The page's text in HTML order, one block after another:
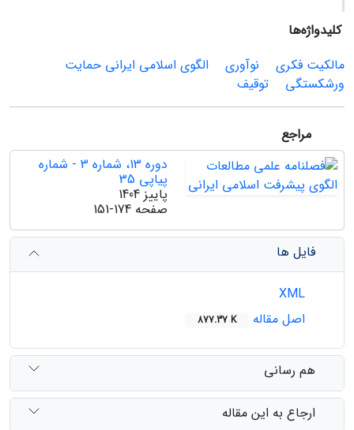
کلیدواژه‌ها
مالکیت فکری
نوآوری
الگوی اسلامی ایرانی حمایت
ورشکستگی
توقیف
مراجع
دوره 13، شماره 3 - شماره
پیاپی 35
پاییز 1404
صفحه 151-174
فایل ها
اصل مقاله
877.37 K
هم رسانی
ارجاع به این مقاله